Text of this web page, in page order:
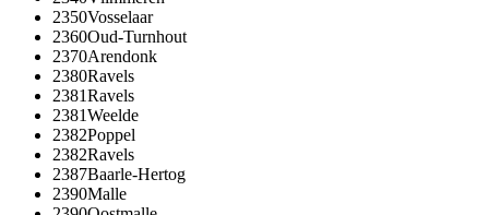
2350Vosselaar
2360Oud-Turnhout
2370Arendonk
2380Ravels
2381Ravels
2381Weelde
2382Poppel
2382Ravels
2387Baarle-Hertog
2390Malle